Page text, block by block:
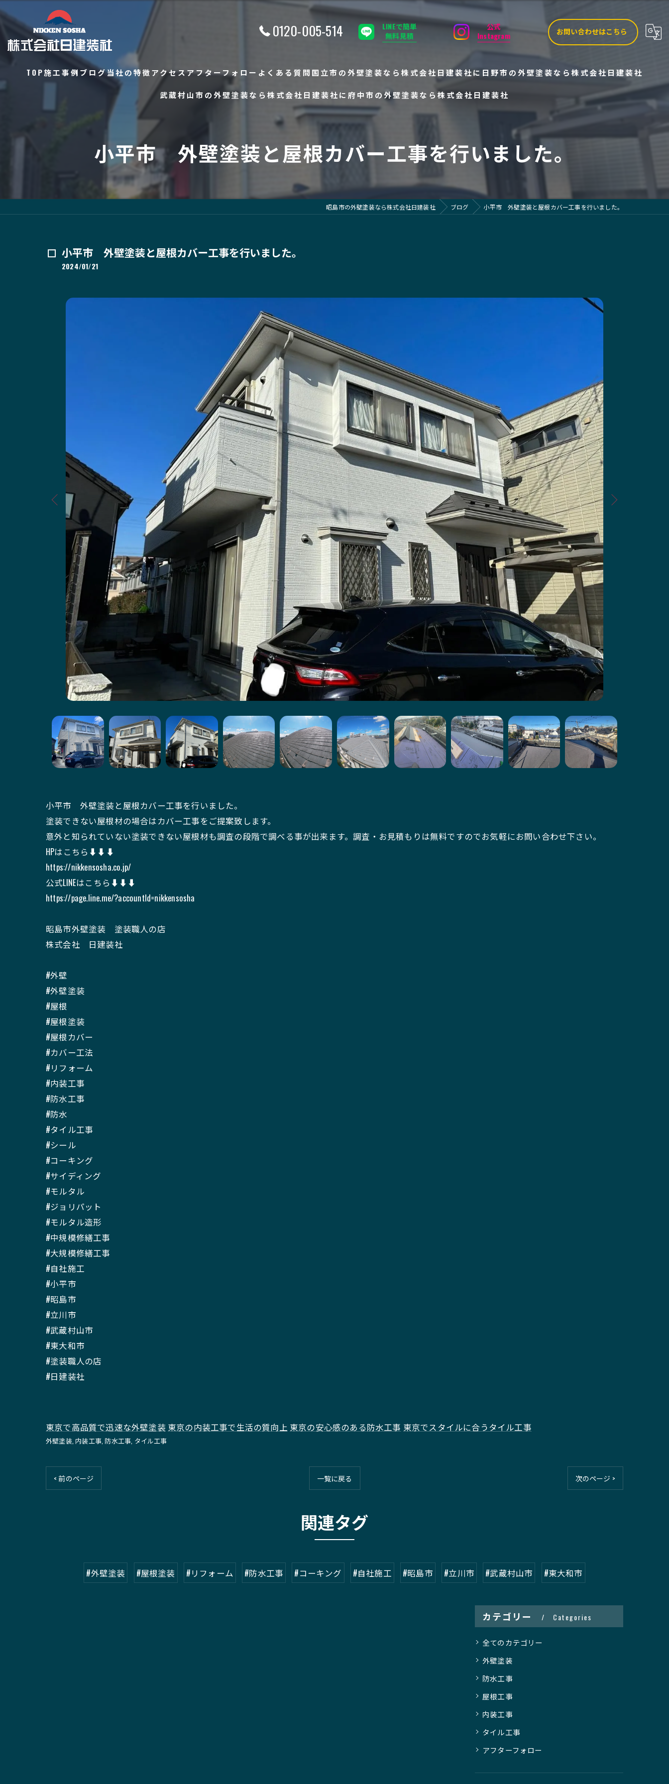
0120-005-514
LINEで簡単
無料見積
公式
Instagram
お問い合わせはこちら
TOP施工事例 ブログ当社の特徴
外壁塗装
屋根工事
内装工事
タイル工事
アクセスアフターフォロー よくある質問 国立市の外壁塗装なら株式会社日建装社に 日野市の外壁塗装なら株式会社日建装社
武蔵村山市の外壁塗装なら株式会社日建装社に 府中市の外壁塗装なら株式会社日建装社
小平市 外壁塗装と屋根カバー工事を行いました。
昭島市の外壁塗装なら株式会社日建装社 ブログ 小平市 外壁塗装と屋根カバー工事を行いました。
小平市 外壁塗装と屋根カバー工事を行いました。
2024/01/21
小平市 外壁塗装と屋根カバー工事を行いました。
塗装できない屋根材の場合はカバー工事をご提案致します。
意外と知られていない塗装できない屋根材も調査の段階で調べる事が出来ます。調査・お見積もりは無料ですのでお気軽にお問い合わせ下さい。
HPはこちら⬇️⬇️⬇️
https://nikkensosha.co.jp/
公式LINEはこちら⬇️⬇️⬇️
https://page.line.me/?accountId=nikkensosha
昭島市外壁塗装 塗装職人の店
株式会社 日建装社
#外壁
#外壁塗装
#屋根
#屋根塗装
#屋根カバー
#カバー工法
#リフォーム
#内装工事
#防水工事
#防水
#タイル工事
#シール
#コーキング
#サイディング
#モルタル
#ジョリパット
#モルタル造形
#中規模修繕工事
#大規模修繕工事
#自社施工
#小平市
#昭島市
#立川市
#武蔵村山市
#東大和市
#塗装職人の店
#日建装社
東京で高品質で迅速な外壁塗装 東京の内装工事で生活の質向上 東京の安心感のある防水工事 東京でスタイルに合うタイル工事
外壁塗装 内装工事 防水工事 タイル工事
< 前のページ 一覧に戻る 次のページ >
関連タグ
#外壁塗装 #屋根塗装 #リフォーム #防水工事 #コーキング #自社施工 #昭島市 #立川市 #武蔵村山市 #東大和市
カテゴリー Categories
全てのカテゴリー
外壁塗装
防水工事
屋根工事
内装工事
タイル工事
アフターフォロー